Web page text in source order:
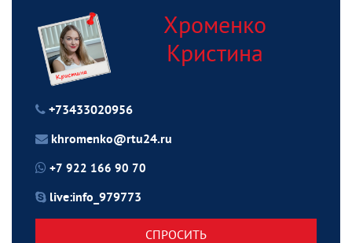
Хроменко
Кристина
+73433020956
khromenko@rtu24.ru
+7 922 166 90 70
live:info_979773
СПРОСИТЬ